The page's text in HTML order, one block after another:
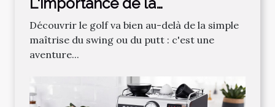
L'importance de la
communauté dans
l'apprentissage du golf
Découvrir le golf va bien au-delà de la simple
maîtrise du swing ou du putt : c'est une
aventure...